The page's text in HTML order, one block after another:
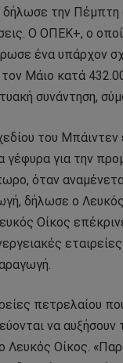
την Πέμπτη
Ο ΟΠΕΚ+, ο
ένα υπάρχον
Μάιο κατά
συνάντηση,
του Μπάιντεν
γέφυρα για την
όταν
δήλωσε ο
Οίκος
πετρελαίου
να αυξήσουν
Λευκός Οίκος.